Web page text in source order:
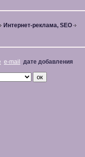
Интернет-реклама, SEO
e-mail дате добавления